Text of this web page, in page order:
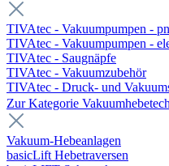
TIVAtec - Vakuumpumpen -
TIVAtec - Vakuumpumpen -
TIVAtec - Saugnäpfe
TIVAtec - Vakuumzubehör
TIVAtec - Druck- und
Zur Kategorie
Vakuum-Hebeanlagen
basicLift Hebetraversen